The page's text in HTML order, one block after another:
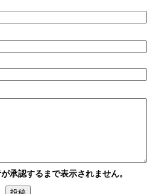
承認するまで表示されません。